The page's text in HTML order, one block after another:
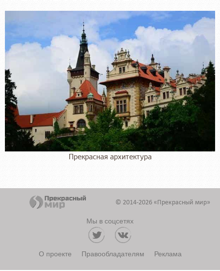
Прекрасная архитектура
© 2014-2026 «Прекрасный мир»
Мы в соцсетях
О проекте Правообладателям Реклама